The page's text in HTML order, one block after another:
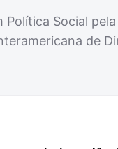
Social
de